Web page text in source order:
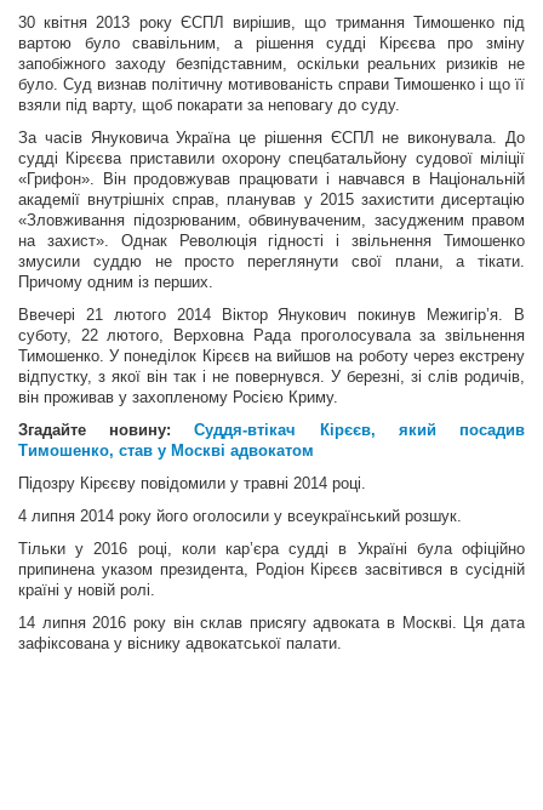
30 квітня 2013 року ЄСПЛ вирішив, що тримання Тимошенко під
вартою було свавільним, а рішення судді Кірєєва про зміну
запобіжного заходу безпідставним, оскільки реальних ризиків не
було. Суд визнав політичну мотивованість справи Тимошенко і що її
взяли під варту, щоб покарати за неповагу до суду.
За часів Януковича Україна це рішення ЄСПЛ не виконувала. До
судді Кірєєва приставили охорону спецбатальйону судової міліції
«Грифон». Він продовжував працювати і навчався в Національній
академії внутрішніх справ, планував у 2015 захистити дисертацію
«Зловживання підозрюваним, обвинуваченим, засудженим правом
на захист». Однак Революція гідності і звільнення Тимошенко
змусили суддю не просто переглянути свої плани, а тікати.
Причому одним із перших.
Ввечері 21 лютого 2014 Віктор Янукович покинув Межигір’я. В
суботу, 22 лютого, Верховна Рада проголосувала за звільнення
Тимошенко. У понеділок Кірєєв на вийшов на роботу через екстрену
відпустку, з якої він так і не повернувся. У березні, зі слів родичів,
він проживав у захопленому Росією Криму.
Згадайте новину:Суддя-втікач Кірєєв, який посадив
Тимошенко, став у Москві адвокатом
Підозру Кірєєву повідомили у травні 2014 році.
4 липня 2014 року його оголосили у всеукраїнський розшук.
Тільки у 2016 році, коли кар’єра судді в Україні була офіційно
припинена указом президента, Родіон Кірєєв засвітився в сусідній
країні у новій ролі.
14 липня 2016 року він склав присягу адвоката в Москві. Ця дата
зафіксована у віснику адвокатської палати.